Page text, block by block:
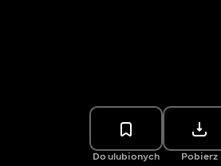
Do ulubionych Pobierz